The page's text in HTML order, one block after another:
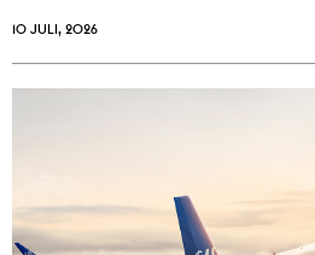
10 JULI, 2026